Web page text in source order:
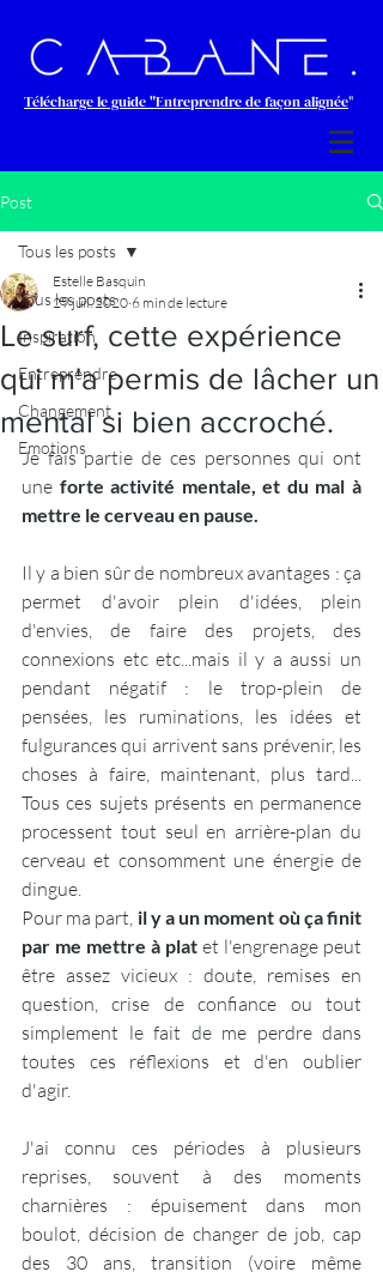
Télécharge le guide "Entreprendre de façon alignée"
Post
Tous les posts
Inspiration
Entreprendre
Changement
Emotions
Tous les posts
Le surf, cette expérience
qui m'a permis de lâcher un
mental si bien accroché.
Estelle Basquin
29 juil. 2020 6 min de lecture
Je fais partie de ces personnes qui ont
une forte activité mentale, et du mal à
mettre le cerveau en pause.
Il y a bien sûr de nombreux avantages : ça
permet d'avoir plein d'idées, plein
d'envies, de faire des projets, des
connexions etc etc...mais il y a aussi un
pendant négatif : le trop-plein de
pensées, les ruminations, les idées et
fulgurances qui arrivent sans prévenir, les
choses à faire, maintenant, plus tard...
Tous ces sujets présents en permanence
processent tout seul en arrière-plan du
cerveau et consomment une énergie de
dingue.
Pour ma part, il y a un moment où ça finit
par me mettre à plat et l'engrenage peut
être assez vicieux : doute, remises en
question, crise de confiance ou tout
simplement le fait de me perdre dans
toutes ces réflexions et d'en oublier
d'agir.
J'ai connu ces périodes à plusieurs
reprises, souvent à des moments
charnières : épuisement dans mon
boulot, décision de changer de job, cap
des 30 ans, transition (voire même